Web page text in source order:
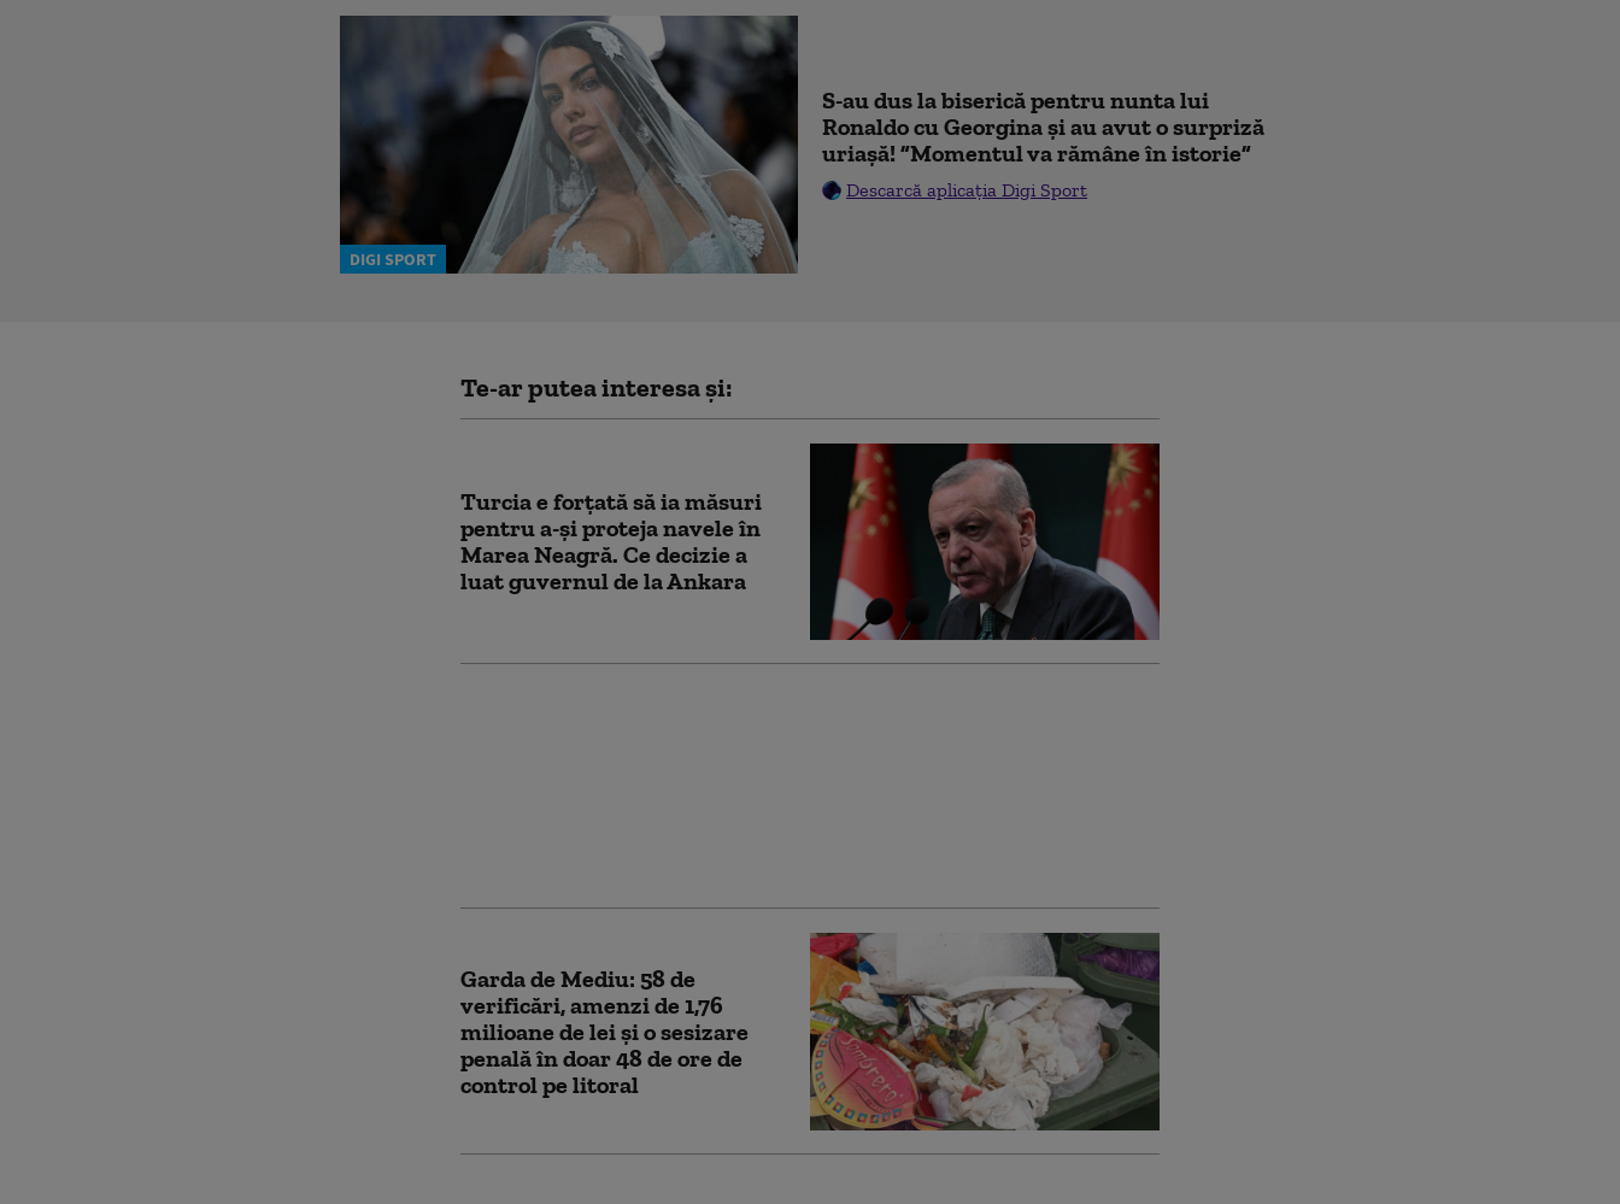
DIGI SPORT
S-au dus la biserică pentru nunta lui
Ronaldo cu Georgina și au avut o surpriză
uriașă! ”Momentul va rămâne în istorie”
Descarcă aplicația Digi Sport
Te-ar putea interesa și:
Turcia e forțată să ia măsuri
pentru a-și proteja navele în
Marea Neagră. Ce decizie a
luat guvernul de la Ankara
Garda de Mediu: 58 de
verificări, amenzi de 1,76
milioane de lei şi o sesizare
penală în doar 48 de ore de
control pe litoral